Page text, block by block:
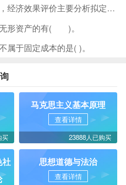
对于非经营性技术方案，经济效果评价主要分析拟定方案的( )。
无形资产的有( )。
属于固定成本的是( )。
买
马克思主义基本原理
查看详情
23888人已购买
社
思想道德与法治
查看详情